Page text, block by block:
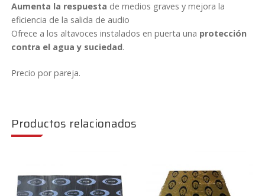
Aumenta la respuesta de medios graves y mejora la
eficiencia de la salida de audio
Ofrece a los altavoces instalados en puerta una protección
contra el agua y suciedad.
Precio por pareja.
Productos relacionados